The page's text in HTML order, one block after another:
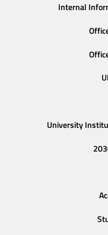
Internal
University